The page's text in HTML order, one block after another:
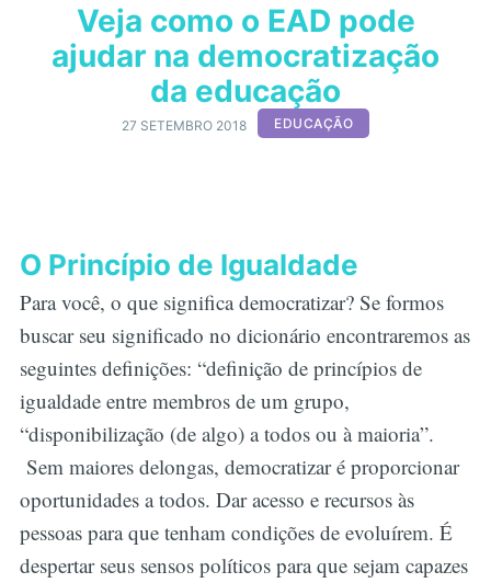
Veja como o EAD pode
ajudar na democratização
da educação
27 SETEMBRO 2018 EDUCAÇÃO
O Princípio de Igualdade
Para você, o que significa democratizar? Se formos
buscar seu significado no dicionário encontraremos as
seguintes definições: “definição de princípios de
igualdade entre membros de um grupo,
“disponibilização (de algo) a todos ou à maioria”.
Sem maiores delongas, democratizar é proporcionar
oportunidades a todos. Dar acesso e recursos às
pessoas para que tenham condições de evoluírem. É
despertar seus sensos políticos para que sejam capazes